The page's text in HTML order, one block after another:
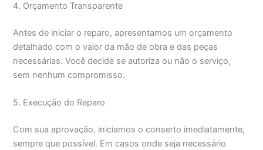
4. Orçamento Transparente
Antes de iniciar o reparo, apresentamos um orçamento
detalhado com o valor da mão de obra e das peças
necessárias. Você decide se autoriza ou não o serviço,
sem nenhum compromisso.
5. Execução do Reparo
Com sua aprovação, iniciamos o conserto imediatamente,
sempre que possível. Em casos onde seja necessário